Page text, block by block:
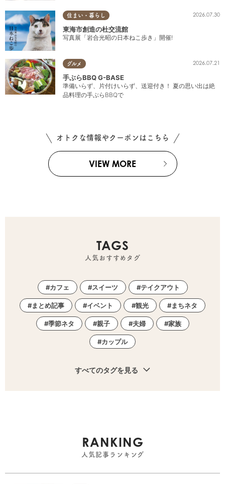
住まい・暮らし 2026.07.30
東海市創造の杜交流館
写真展「岩合光昭の日本ねこ歩き」開催!
グルメ 2026.07.21
手ぶらBBQ G-BASE
準備いらず、片付けいらず、送迎付き！ 夏の思い出は絶
品料理の手ぶらBBQで
オトクな情報やクーポンはこちら
VIEW MORE
TAGS
人気おすすめタグ
カフェ スイーツ テイクアウト
まとめ記事 イベント 観光 まちネタ
季節ネタ 親子 夫婦 家族
カップル
すべてのタグを見る
RANKING
人気記事ランキング